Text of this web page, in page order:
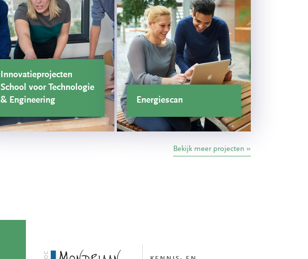
Innovatieprojecten
School voor Technologie
& Engineering
Energiescan
Bekijk meer projecten